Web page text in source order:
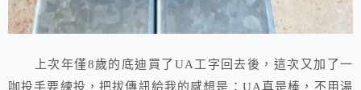
上次年僅8歲的底迪買了UA工字回去後，這次又加了一
咖投手要練投，把拔傳訊給我的感想是：UA真是棒，不用湯